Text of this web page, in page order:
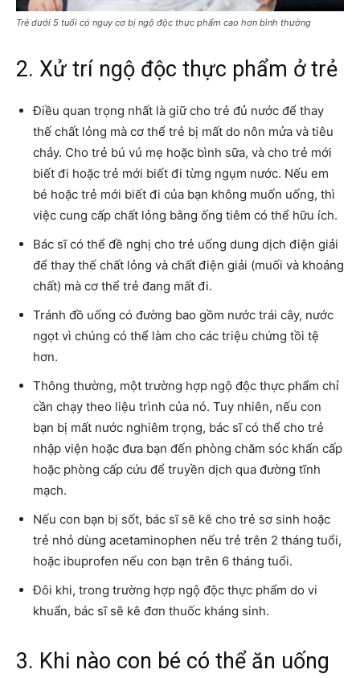
Trẻ dưới 5 tuổi có nguy cơ bị ngộ độc thực phẩm cao hơn bình thường
2. Xử trí ngộ độc thực phẩm ở trẻ
Điều quan trọng nhất là giữ cho trẻ đủ nước để thay
thế chất lỏng mà cơ thể trẻ bị mất do nôn mửa và tiêu
chảy. Cho trẻ bú vú mẹ hoặc bình sữa, và cho trẻ mới
biết đi hoặc trẻ mới biết đi từng ngụm nước. Nếu em
bé hoặc trẻ mới biết đi của bạn không muốn uống, thì
việc cung cấp chất lỏng bằng ống tiêm có thể hữu ích.
Bác sĩ có thể đề nghị cho trẻ uống dung dịch điện giải
để thay thế chất lỏng và chất điện giải (muối và khoáng
chất) mà cơ thể trẻ đang mất đi.
Tránh đồ uống có đường bao gồm nước trái cây, nước
ngọt vì chúng có thể làm cho các triệu chứng tồi tệ
hơn.
Thông thường, một trường hợp ngộ độc thực phẩm chỉ
cần chạy theo liệu trình của nó. Tuy nhiên, nếu con
bạn bị mất nước nghiêm trọng, bác sĩ có thể cho trẻ
nhập viện hoặc đưa bạn đến phòng chăm sóc khẩn cấp
hoặc phòng cấp cứu để truyền dịch qua đường tĩnh
mạch.
Nếu con bạn bị sốt, bác sĩ sẽ kê cho trẻ sơ sinh hoặc
trẻ nhỏ dùng acetaminophen nếu trẻ trên 2 tháng tuổi,
hoặc ibuprofen nếu con bạn trên 6 tháng tuổi.
Đôi khi, trong trường hợp ngộ độc thực phẩm do vi
khuẩn, bác sĩ sẽ kê đơn thuốc kháng sinh.
3. Khi nào con bé có thể ăn uống